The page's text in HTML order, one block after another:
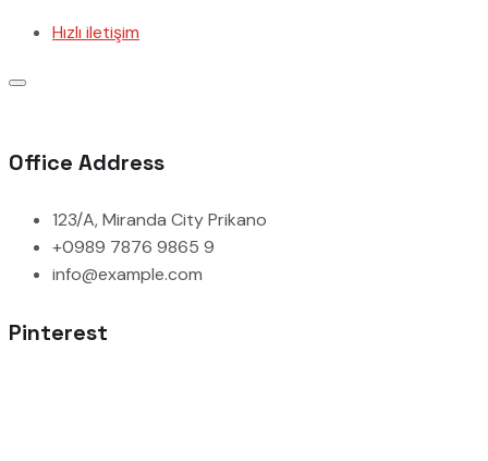
Hızlı iletişim
Office Address
123/A, Miranda City Prikano
+0989 7876 9865 9
info@example.com
Pinterest